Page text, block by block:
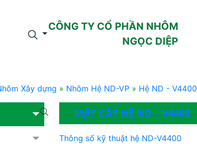
CÔNG TY CỔ PHẦN NHÔM
NGỌC DIỆP
Xây dựng » Nhôm Hệ ND-VP » Hệ ND - V4400
MẶT CẮT HỆ ND – V4400
Thông số kỹ thuật hệ ND-V4400